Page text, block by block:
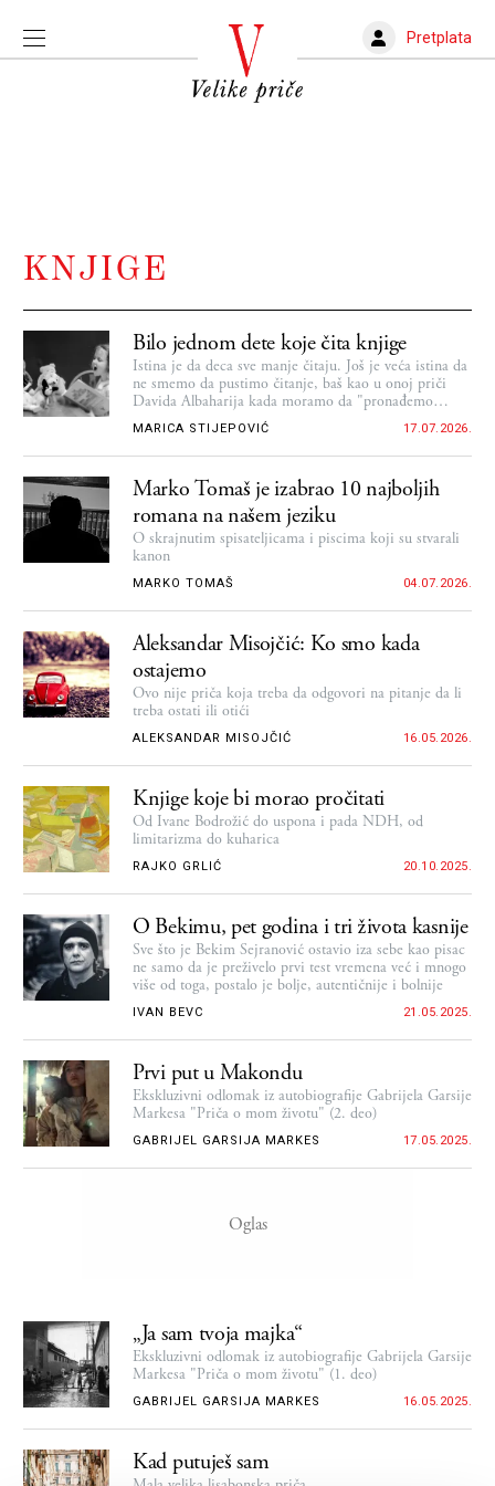
Pretplata
KNJIGE
Bilo jednom dete koje čita knjige
Istina je da deca sve manje čitaju. Još je veća istina da
ne smemo da pustimo čitanje, baš kao u onoj priči
Davida Albaharija kada moramo da "pronađemo
nedelju"
MARICA STIJEPOVIĆ 17.07.2026.
Marko Tomaš je izabrao 10 najboljih
romana na našem jeziku
O skrajnutim spisateljicama i piscima koji su stvarali
kanon
MARKO TOMAŠ 04.07.2026.
Aleksandar Misojčić: Ko smo kada
ostajemo
Ovo nije priča koja treba da odgovori na pitanje da li
treba ostati ili otići
ALEKSANDAR MISOJČIĆ 16.05.2026.
Knjige koje bi morao pročitati
Od Ivane Bodrožić do uspona i pada NDH, od
limitarizma do kuharica
RAJKO GRLIĆ 20.10.2025.
O Bekimu, pet godina i tri života kasnije
Sve što je Bekim Sejranović ostavio iza sebe kao pisac
ne samo da je preživelo prvi test vremena već i mnogo
više od toga, postalo je bolje, autentičnije i bolnije
IVAN BEVC 21.05.2025.
Prvi put u Makondu
Ekskluzivni odlomak iz autobiografije Gabrijela Garsije
Markesa "Priča o mom životu" (2. deo)
GABRIJEL GARSIJA MARKES 17.05.2025.
„Ja sam tvoja majka“
Ekskluzivni odlomak iz autobiografije Gabrijela Garsije
Markesa "Priča o mom životu" (1. deo)
GABRIJEL GARSIJA MARKES 16.05.2025.
Kad putuješ sam